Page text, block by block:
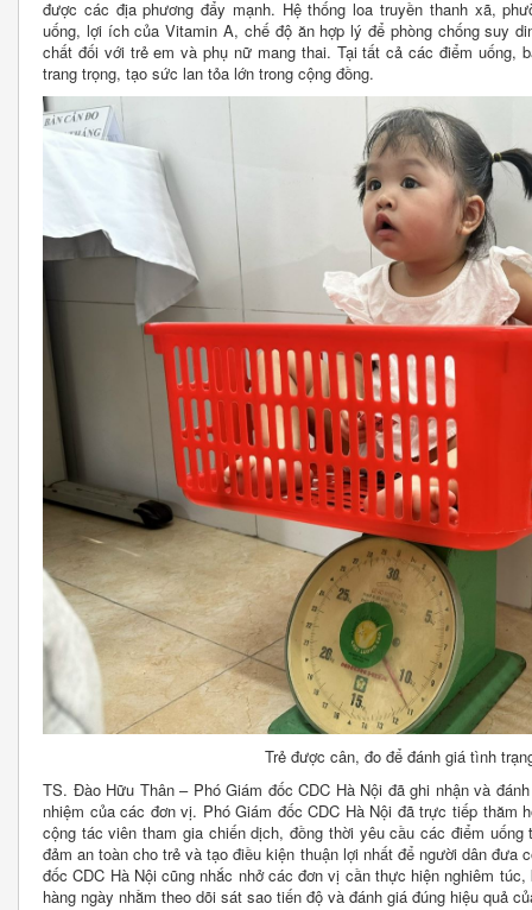
được các địa phương đẩy mạnh. Hệ thống loa truyền thanh xã,
uống, lợi ích của Vitamin A, chế độ ăn hợp lý để phòng chống suy
chất đối với trẻ em và phụ nữ mang thai. Tại tất cả các điểm uống,
trang trọng, tạo sức lan tỏa lớn trong cộng đồng.
Trẻ được cân, đo để đánh giá tình
TS. Đào Hữu Thân – Phó Giám đốc CDC Hà Nội đã ghi nhận và
nhiệm của các đơn vị. Phó Giám đốc CDC Hà Nội đã trực tiếp thăm
cộng tác viên tham gia chiến dịch, đồng thời yêu cầu các điểm
đảm an toàn cho trẻ và tạo điều kiện thuận lợi nhất để người dân đưa
đốc CDC Hà Nội cũng nhắc nhở các đơn vị cần thực hiện nghiêm
hàng ngày nhằm theo dõi sát sao tiến độ và đánh giá đúng hiệu quả